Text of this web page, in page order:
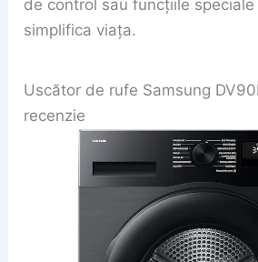
de control sau funcțiile
simplifica viața.
Uscător de rufe Samsung
recenzie